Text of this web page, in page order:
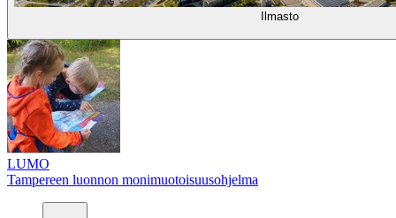
Ilmasto
LUMO
Tampereen luonnon monimuotoisuusohjelma